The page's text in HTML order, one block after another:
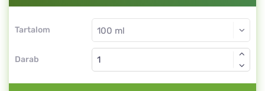
Tartalom
Darab